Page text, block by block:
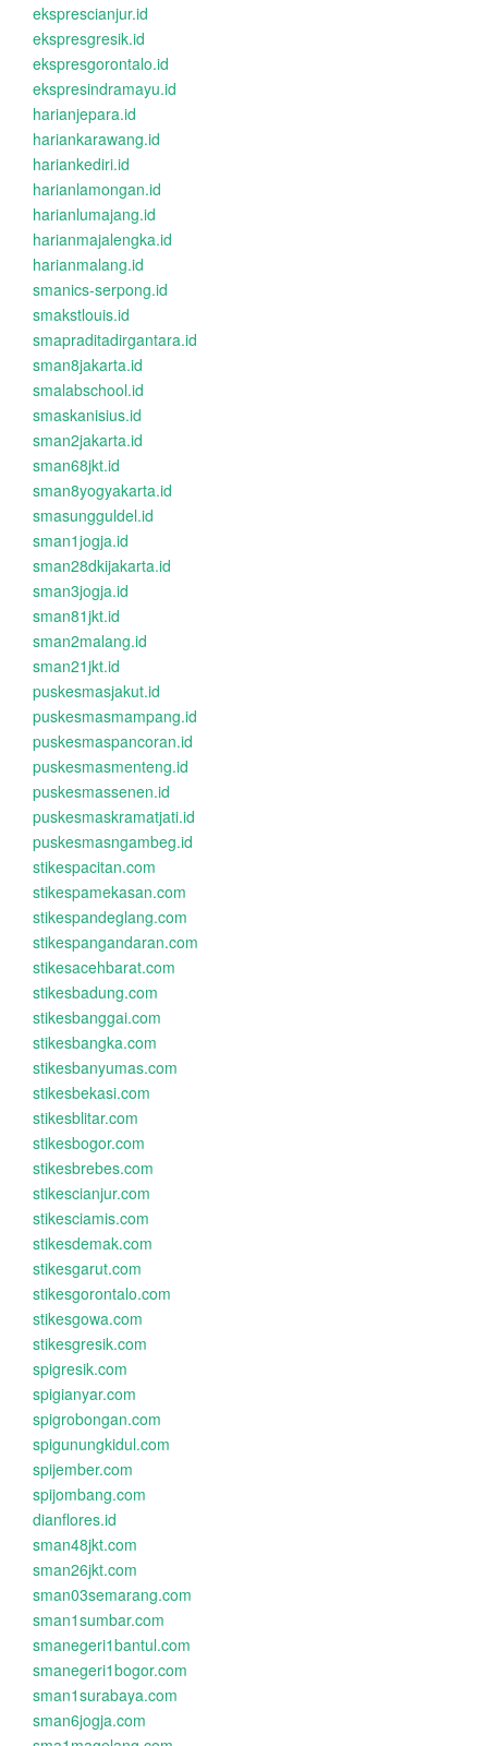
eksprescianjur.id
ekspresgresik.id
ekspresgorontalo.id
ekspresindramayu.id
harianjepara.id
hariankarawang.id
hariankediri.id
harianlamongan.id
harianlumajang.id
harianmajalengka.id
harianmalang.id
smanics-serpong.id
smakstlouis.id
smapraditadirgantara.id
sman8jakarta.id
smalabschool.id
smaskanisius.id
sman2jakarta.id
sman68jkt.id
sman8yogyakarta.id
smasungguldel.id
sman1jogja.id
sman28dkijakarta.id
sman3jogja.id
sman81jkt.id
sman2malang.id
sman21jkt.id
puskesmasjakut.id
puskesmasmampang.id
puskesmaspancoran.id
puskesmasmenteng.id
puskesmassenen.id
puskesmaskramatjati.id
puskesmasngambeg.id
stikespacitan.com
stikespamekasan.com
stikespandeglang.com
stikespangandaran.com
stikesacehbarat.com
stikesbadung.com
stikesbanggai.com
stikesbangka.com
stikesbanyumas.com
stikesbekasi.com
stikesblitar.com
stikesbogor.com
stikesbrebes.com
stikescianjur.com
stikesciamis.com
stikesdemak.com
stikesgarut.com
stikesgorontalo.com
stikesgowa.com
stikesgresik.com
spigresik.com
spigianyar.com
spigrobongan.com
spigunungkidul.com
spijember.com
spijombang.com
dianflores.id
sman48jkt.com
sman26jkt.com
sman03semarang.com
sman1sumbar.com
smanegeri1bantul.com
smanegeri1bogor.com
sman1surabaya.com
sman6jogja.com